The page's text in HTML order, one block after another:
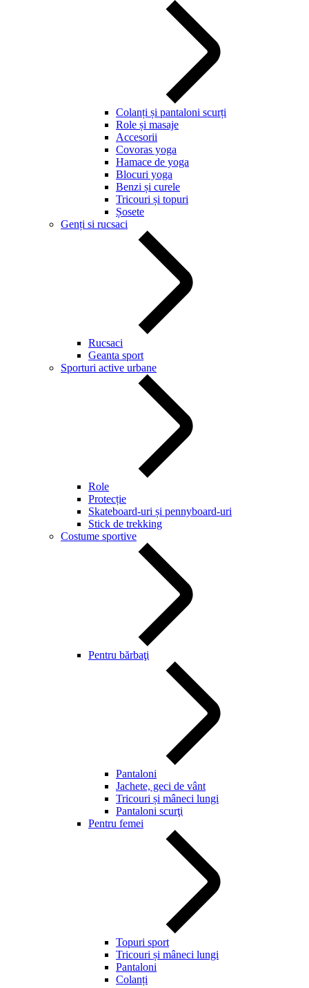
Colanți și pantaloni scurți
Role și masaje
Accesorii
Covoras yoga
Hamace de yoga
Blocuri yoga
Benzi și curele
Tricouri și topuri
Șosete
Genți si rucsaci
Rucsaci
Geanta sport
Sporturi active urbane
Role
Protecție
Skateboard-uri și pennyboard-uri
Stick de trekking
Costume sportive
Pentru bărbaţi
Pantaloni
Jachete, geci de vânt
Tricouri și mâneci lungi
Pantaloni scurţi
Pentru femei
Topuri sport
Tricouri și mâneci lungi
Pantaloni
Colanți